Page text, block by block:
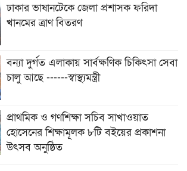
ঢাকার ভাষানটেকে জেলা প্রশাসক ফরিদা
খানমের ত্রাণ বিতরণ
বন্যা দুর্গত এলাকায় সার্বক্ষণিক চিকিৎসা সেবা
চালু আছে ------স্বাস্থ্যমন্ত্রী
প্রাথমিক ও গণশিক্ষা সচিব সাখাওয়াত
হোসেনের শিক্ষামূলক ৮টি বইয়ের প্রকাশনা
উৎসব অনুষ্ঠিত